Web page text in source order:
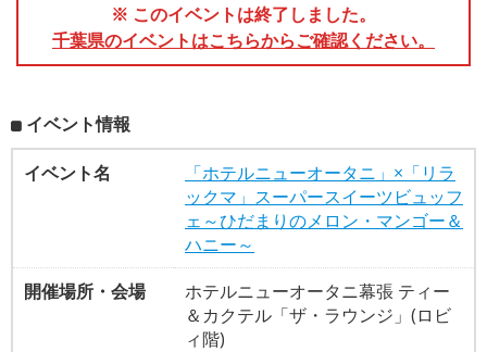
※ このイベントは終了しました。
千葉県のイベントはこちらからご確認ください。
イベント情報
イベント名
「ホテルニューオータニ」×「リラ
ックマ」スーパースイーツビュッフ
ェ～ひだまりのメロン・マンゴー＆
ハニー～
開催場所・会場
ホテルニューオータニ幕張 ティー
＆カクテル「ザ・ラウンジ」(ロビ
ィ階)